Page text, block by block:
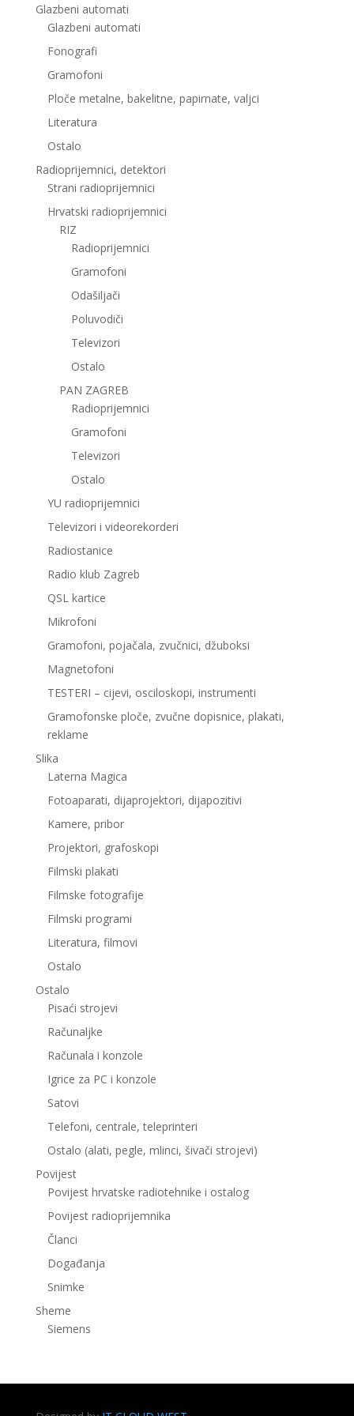
Glazbeni automati
Glazbeni automati
Fonografi
Gramofoni
Ploče metalne, bakelitne, papirnate, valjci
Literatura
Ostalo
Radioprijemnici, detektori
Strani radioprijemnici
Hrvatski radioprijemnici
RIZ
Radioprijemnici
Gramofoni
Odašiljači
Poluvodiči
Televizori
Ostalo
PAN ZAGREB
Radioprijemnici
Gramofoni
Televizori
Ostalo
YU radioprijemnici
Televizori i videorekorderi
Radiostanice
Radio klub Zagreb
QSL kartice
Mikrofoni
Gramofoni, pojačala, zvučnici, džuboksi
Magnetofoni
TESTERI – cijevi, osciloskopi, instrumenti
Gramofonske ploče, zvučne dopisnice, plakati,
reklame
Slika
Laterna Magica
Fotoaparati, dijaprojektori, dijapozitivi
Kamere, pribor
Projektori, grafoskopi
Filmski plakati
Filmske fotografije
Filmski programi
Literatura, filmovi
Ostalo
Ostalo
Pisaći strojevi
Računaljke
Računala i konzole
Igrice za PC i konzole
Satovi
Telefoni, centrale, teleprinteri
Ostalo (alati, pegle, mlinci, šivači strojevi)
Povijest
Povijest hrvatske radiotehnike i ostalog
Povijest radioprijemnika
Članci
Događanja
Snimke
Sheme
Siemens